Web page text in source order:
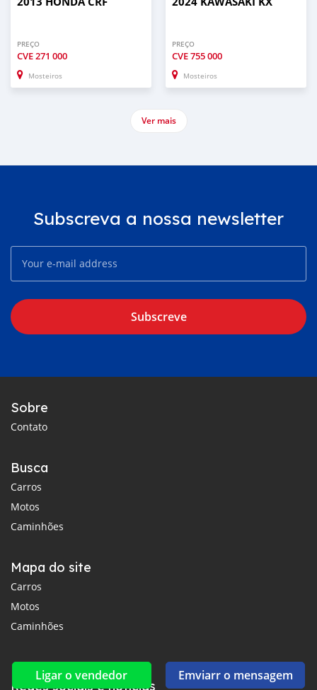
Ligar o vendedor Emviarr o mensagem
PREÇO
CVE271 000
Mosteiros
PREÇO
CVE755 000
Mosteiros
Ver mais
Subscreva a nossa newsletter
Subscreve
Sobre
Contato
Busca
Carros
Motos
Caminhões
Mapa do site
Carros
Motos
Caminhões
Redes sociais e notícias